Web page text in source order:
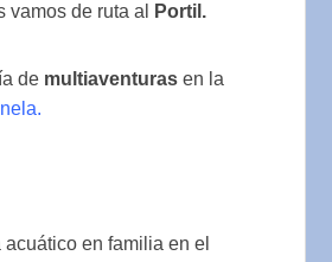
vamos de ruta al Portil.
de multiaventuras en la
acuático en familia en el